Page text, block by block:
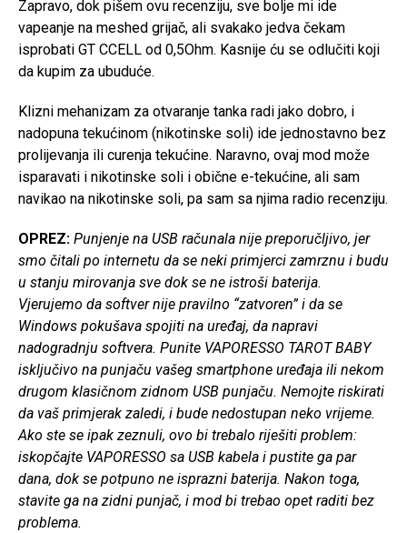
Zapravo, dok pišem ovu recenziju, sve bolje mi ide
vapeanje na meshed grijač, ali svakako jedva čekam
isprobati GT CCELL od 0,5Ohm. Kasnije ću se odlučiti koji
da kupim za ubuduće.
Klizni mehanizam za otvaranje tanka radi jako dobro, i
nadopuna tekućinom (nikotinske soli) ide jednostavno bez
prolijevanja ili curenja tekućine. Naravno, ovaj mod može
isparavati i nikotinske soli i obične e-tekućine, ali sam
navikao na nikotinske soli, pa sam sa njima radio recenziju.
OPREZ: Punjenje na USB računala nije preporučljivo, jer
smo čitali po internetu da se neki primjerci zamrznu i budu
u stanju mirovanja sve dok se ne istroši baterija.
Vjerujemo da softver nije pravilno “zatvoren” i da se
Windows pokušava spojiti na uređaj, da napravi
nadogradnju softvera. Punite VAPORESSO TAROT BABY
isključivo na punjaču vašeg smartphone uređaja ili nekom
drugom klasičnom zidnom USB punjaču. Nemojte riskirati
da vaš primjerak zaledi, i bude nedostupan neko vrijeme.
Ako ste se ipak zeznuli, ovo bi trebalo riješiti problem:
iskopčajte VAPORESSO sa USB kabela i pustite ga par
dana, dok se potpuno ne isprazni baterija. Nakon toga,
stavite ga na zidni punjač, i mod bi trebao opet raditi bez
problema.